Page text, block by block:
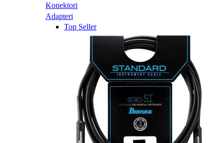
Konektori
Adapteri
Top Seller